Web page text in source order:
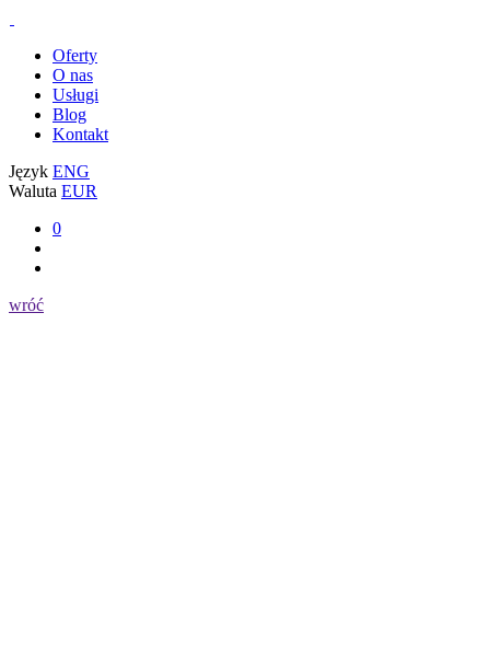
Oferty
O nas
Usługi
Blog
Kontakt
Język ENG
Waluta EUR
0
wróć